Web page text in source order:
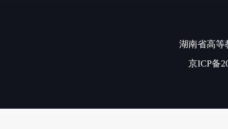
湖南省高等
京ICP备